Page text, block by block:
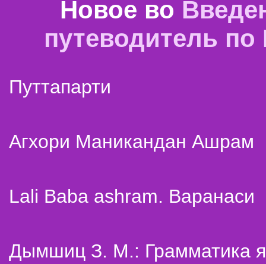
Новое во
путеводитель
Путтапарти
Агхори Маникандан Ашрам
Lali Baba ashram. Варанаси
Дымшиц З. М.: Грамматика